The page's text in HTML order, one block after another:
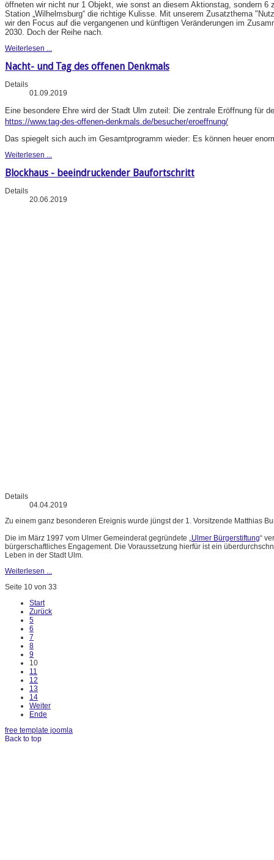
öffneten wir nicht nur 1 Objekt, wie sonst an diesem Aktionstag, sondern 6
Station „Wilhelmsburg“ die richtige Kulisse. Mit unserem Zusatzthema
wir den Focus auf die vergangenen und künftigen Veränderungen im
2030. Doch der Reihe nach.
Weiterlesen ...
Nacht- und Tag des offenen Denkmals
Details
01.09.2019
Eine besondere Ehre wird der Stadt Ulm zuteil: Die zentrale Eröffnung für
https://www.tag-des-offenen-denkmals.de/besucher/eroeffnung/
Das spiegelt sich auch im Gesamtprogramm wieder: Es können heuer
Weiterlesen ...
Blockhaus - beeindruckender Baufortschritt
Details
20.06.2019
Details
04.04.2019
Zu einem ganz besonderen Ereignis wurde jüngst der 1. Vorsitzende Matthias
Die im März 1997 vom Ulmer Gemeinderat gegründete „Ulmer Bürgerstiftung“
bürgerschaftliches Engagement. Die Voraussetzung hierfür ist ein
Leben in der Stadt Ulm.
Weiterlesen ...
Seite 10 von 33
Start
Zurück
5
6
7
8
9
10
11
12
13
14
Weiter
Ende
free template joomla
Back to top